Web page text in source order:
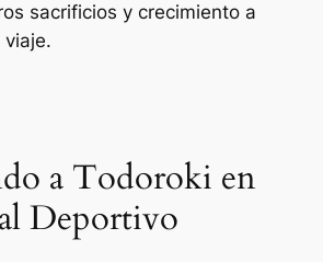
sacrificios y crecimiento a
viaje.
a Todoroki en
Deportivo